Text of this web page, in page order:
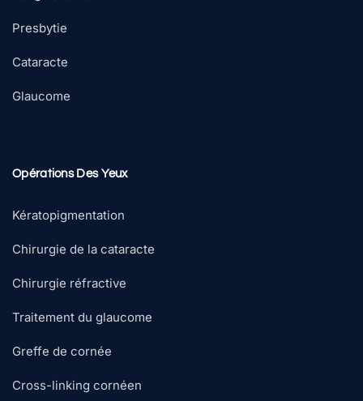
Presbytie
Cataracte
Glaucome
Opérations Des Yeux
Kératopigmentation
Chirurgie de la cataracte
Chirurgie réfractive
Traitement du glaucome
Greffe de cornée
Cross-linking cornéen